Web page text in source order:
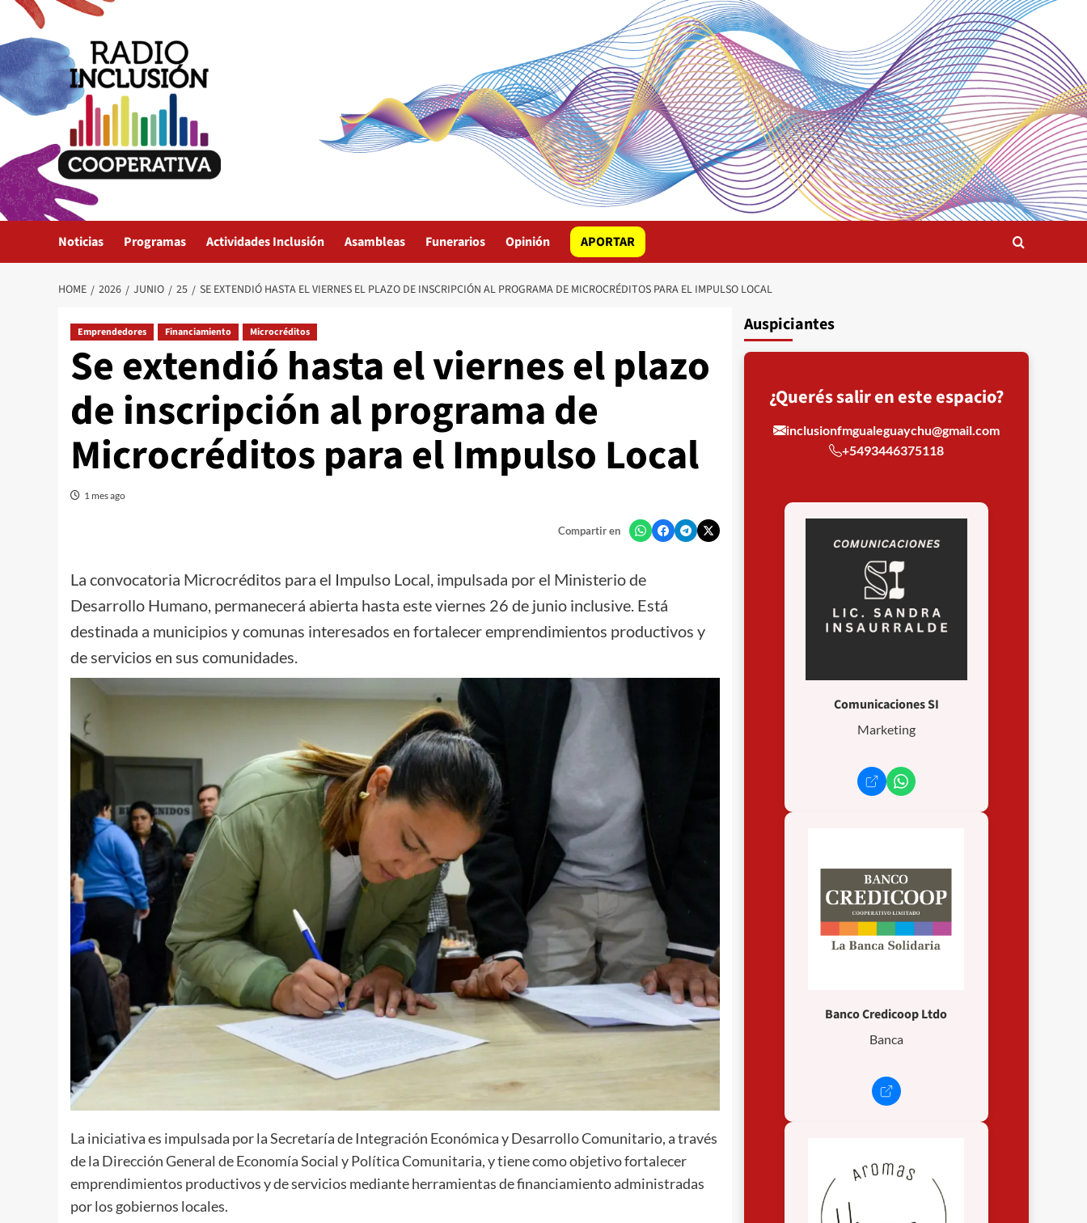
Skip
content
Noticias Programas Actividades Inclusión Asambleas Funerarios Opinión APORTAR
HOME 2026 JUNIO 25 SE EXTENDIÓ HASTA EL VIERNES EL PLAZO DE INSCRIPCIÓN AL PROGRAMA DE MICROCRÉDITOS PARA EL IMPULSO LOCAL
Emprendedores Financiamiento Microcréditos
Se extendió hasta el viernes el plazo
de inscripción al programa de
Microcréditos para el Impulso Local
1 mes ago
Compartir en
La convocatoria Microcréditos para el Impulso Local, impulsada por el Ministerio de
Desarrollo Humano, permanecerá abierta hasta este viernes 26 de junio inclusive. Está
destinada a municipios y comunas interesados en fortalecer emprendimientos productivos y
de servicios en sus comunidades.
La iniciativa es impulsada por la Secretaría de Integración Económica y Desarrollo Comunitario, a través
de la Dirección General de Economía Social y Política Comunitaria, y tiene como objetivo fortalecer
emprendimientos productivos y de servicios mediante herramientas de financiamiento administradas
por los gobiernos locales.
Auspiciantes
¿Querés salir en este espacio?
inclusionfmgualeguaychu@gmail.com
+5493446375118
Comunicaciones SI
Marketing
Banco Credicoop Ltdo
Banca